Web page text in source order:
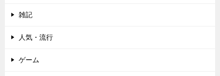
雑記
人気・流行
ゲーム